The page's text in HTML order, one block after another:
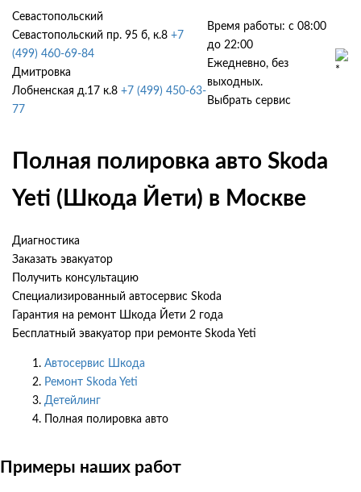
Севастопольский
Севастопольский пр. 95 б, к.8 +7
(499) 460-69-84
Дмитровка
Лобненская д.17 к.8 +7 (499) 450-63-
77
Время работы: с 08:00
до 22:00
Ежедневно, без
выходных.
Выбрать сервис
Полная полировка авто Skoda
Yeti (Шкода Йети) в Москве
Диагностика
Заказать эвакуатор
Получить консультацию
Специализированный автосервис Skoda
Гарантия на ремонт Шкода Йети 2 года
Бесплатный эвакуатор при ремонте Skoda Yeti
Автосервис Шкода
Ремонт Skoda Yeti
Детейлинг
Полная полировка авто
Примеры наших работ